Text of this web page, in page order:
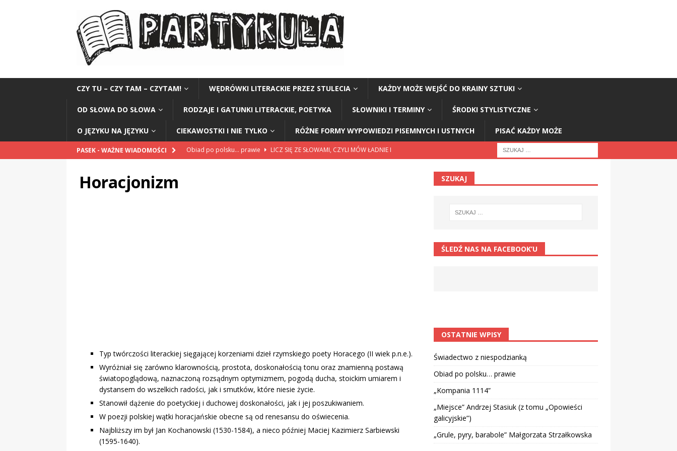
CZY TU – CZY TAM – CZYTAM! WĘDRÓWKI LITERACKIE PRZEZ STULECIA KAŻDY MOŻE WEJŚĆ DO KRAINY SZTUKI
OD SŁOWA DO SŁOWA RODZAJE I GATUNKI LITERACKIE, POETYKA SŁOWNIKI I TERMINY ŚRODKI STYLISTYCZNE
O JĘZYKU NA JĘZYKU CIEKAWOSTKI I NIE TYLKO RÓŻNE FORMY WYPOWIEDZI PISEMNYCH I USTNYCH PISAĆ KAŻDY MOŻE
PASEK - WAŻNE WIADOMOŚCI Obiad po polsku… prawie
LICZ SIĘ ZE SŁOWAMI, CZYLI MÓW ŁADNIE I
Horacjonizm
Typ twórczości literackiej sięgającej korzeniami dzieł rzymskiego poety Horacego (II wiek p.n.e.).
Wyróżniał się zarówno klarownością, prostota, doskonałością tonu oraz znamienną postawą
światopoglądową, naznaczoną rozsądnym optymizmem, pogodą ducha, stoickim umiarem i
dystansem do wszelkich radości, jak i smutków, które niesie życie.
Stanowił dążenie do poetyckiej i duchowej doskonałości, jak i jej poszukiwaniem.
W poezji polskiej wątki horacjańskie obecne są od renesansu do oświecenia.
Najbliższy im był Jan Kochanowski (1530-1584), a nieco później Maciej Kazimierz Sarbiewski
(1595-1640).
SZUKAJ
ŚLEDŹ NAS NA FACEBOOK’U
OSTATNIE WPISY
Świadectwo z niespodzianką
Obiad po polsku… prawie
„Kompania 1114”
„Miejsce” Andrzej Stasiuk (z tomu „Opowieści
galicyjskie”)
„Grule, pyry, barabole” Małgorzata Strzałkowska